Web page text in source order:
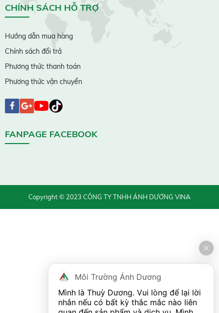
CHÍNH SÁCH HỖ TRỢ
Hướng dẫn mua hàng
Chính sách đổi trả
Phương thức thanh toán
Phương thức vận chuyển
FANPAGE FACEBOOK
Copyright © 2023 CÔNG TY TNHH ÁNH DƯƠNG VINA
Môi Trường Ánh Dương
Mình là Thuỳ Dương. Vui lòng để lại lời
nhắn nếu có bất kỳ thắc mắc nào liên